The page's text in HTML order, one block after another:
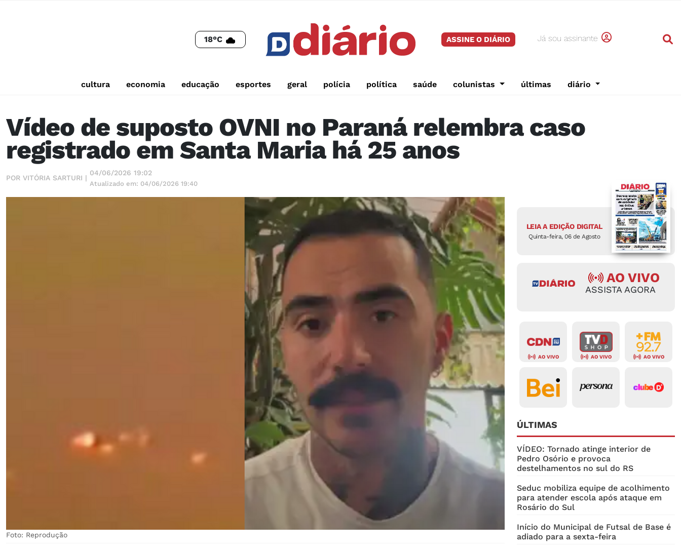
18°C ASSINE O DIÁRIO Já sou assinante
cultura economia educação esportes geral polícia política saúde colunistas últimas diário
Vídeo de suposto OVNI no Paraná relembra caso
registrado em Santa Maria há 25 anos
POR VITÓRIA SARTURI |
04/06/2026 19:02
Atualizado em: 04/06/2026 19:40
Foto: Reprodução
LEIA A EDIÇÃO DIGITAL
Quinta-feira, 06 de Agosto
AO VIVO
ASSISTA AGORA
AO VIVO AO VIVO AO VIVO
ÚLTIMAS
VÍDEO: Tornado atinge interior de
Pedro Osório e provoca
destelhamentos no sul do RS
Seduc mobiliza equipe de acolhimento
para atender escola após ataque em
Rosário do Sul
Início do Municipal de Futsal de Base é
adiado para a sexta-feira